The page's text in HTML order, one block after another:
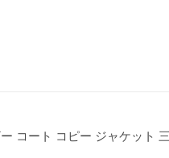
コート コピー ジャケット